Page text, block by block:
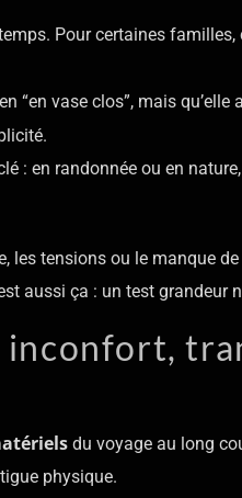
Pour certaines familles,
“en vase clos”, mais
: en randonnée ou en
les tensions ou le manque
aussi ça : un test grandeur
inconfort,
du voyage au long
physique.